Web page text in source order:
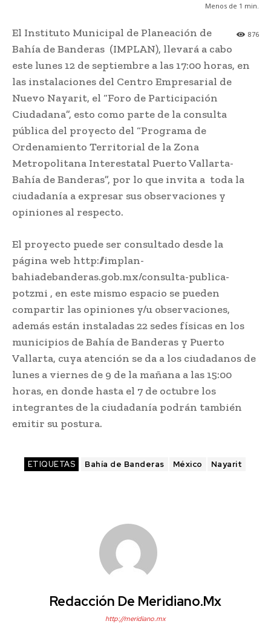
Menos de 1 min.
876
El Instituto Municipal de Planeación de
Bahía de Banderas (IMPLAN), llevará a cabo
este lunes 12 de septiembre a las 17:00 horas, en
las instalaciones del Centro Empresarial de
Nuevo Nayarit, el “Foro de Participación
Ciudadana”, esto como parte de la consulta
pública del proyecto del “Programa de
Ordenamiento Territorial de la Zona
Metropolitana Interestatal Puerto Vallarta-
Bahía de Banderas”, por lo que invita a toda la
ciudadanía a expresar sus observaciones y
opiniones al respecto.
El proyecto puede ser consultado desde la
página web http://implan-
bahiadebanderas.gob.mx/consulta-publica-
potzmi , en este mismo espacio se pueden
compartir las opiniones y/u observaciones,
además están instaladas 22 sedes físicas en los
municipios de Bahía de Banderas y Puerto
Vallarta, cuya atención se da a los ciudadanos de
lunes a viernes de 9 de la mañana a las 15:00
horas, en donde hasta el 7 de octubre los
integrantes de la ciudadanía podrán también
emitir su postura.
ETIQUETAS Bahía de Banderas México Nayarit
Redacción De Meridiano.mx
http://meridiano.mx